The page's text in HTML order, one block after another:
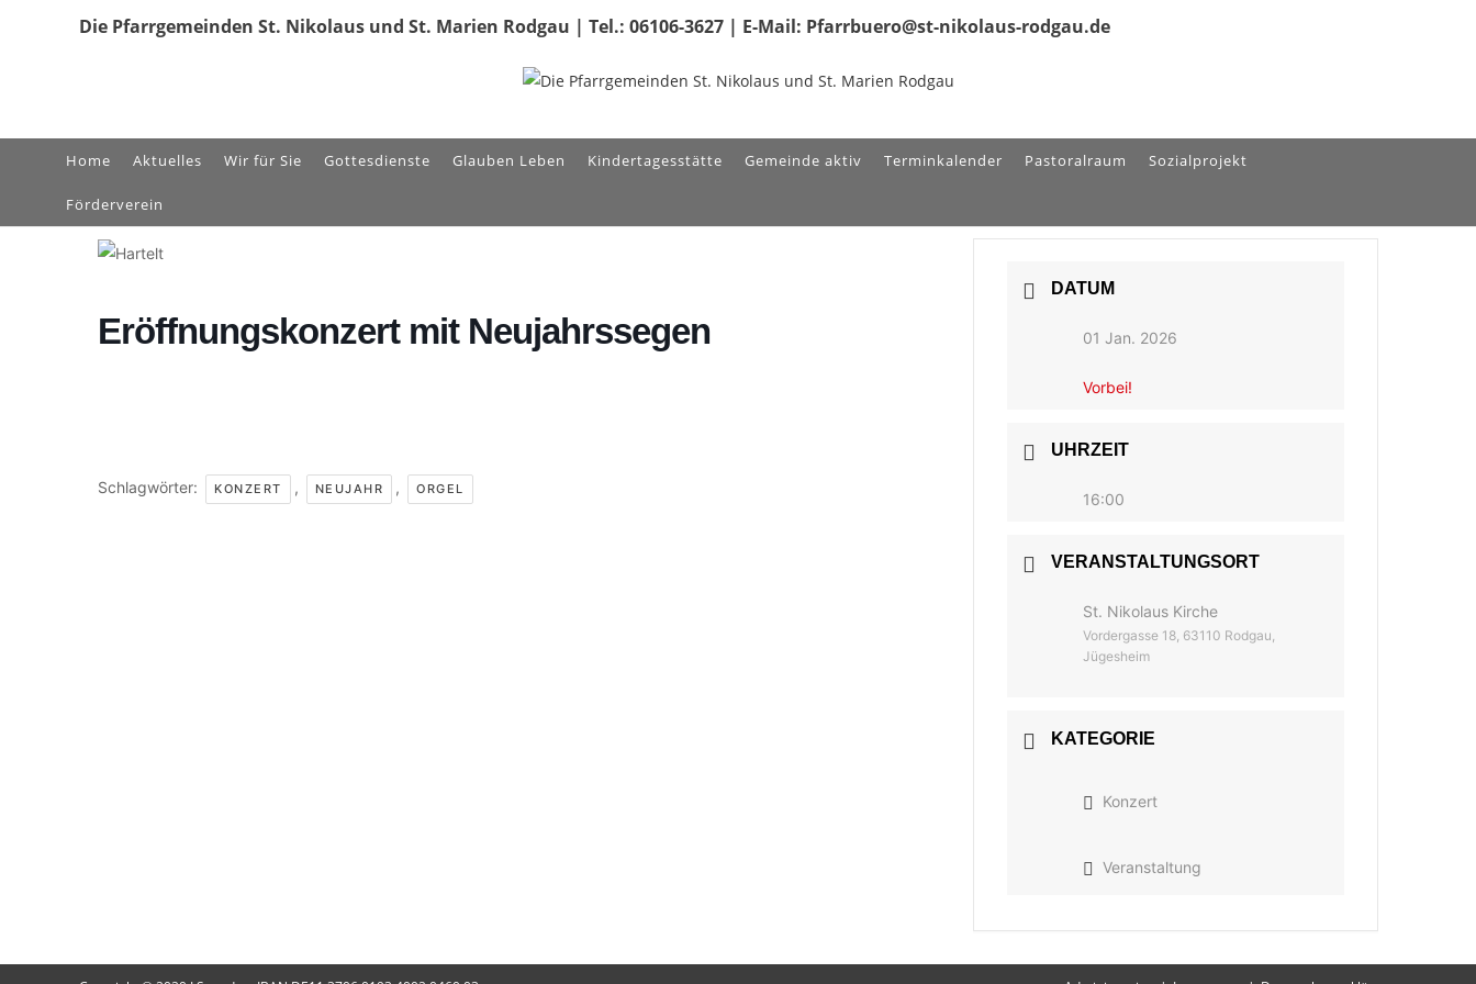
Die Pfarrgemeinden St. Nikolaus und St. Marien Rodgau | Tel.: 06106-3627 | E-Mail: Pfarrbuero@st-nikolaus-rodgau.de
Home Aktuelles Wir für Sie Gottesdienste Glauben Leben Kindertagesstätte Gemeinde aktiv Terminkalender Pastoralraum Sozialprojekt
Förderverein
Eröffnungskonzert mit Neujahrssegen
Schlagwörter: KONZERT , NEUJAHR , ORGEL
DATUM
01 Jan. 2026
Vorbei!
UHRZEIT
16:00
VERANSTALTUNGSORT
St. Nikolaus Kirche
Vordergasse 18, 63110 Rodgau,
Jügesheim
KATEGORIE
Konzert
Veranstaltung